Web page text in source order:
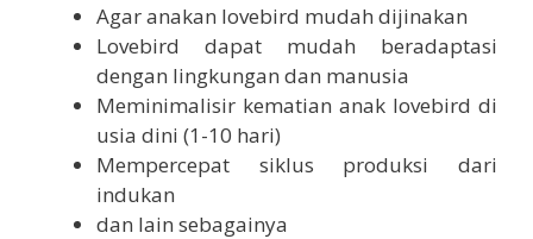
Agar anakan lovebird mudah dijinakan
Lovebird dapat mudah beradaptasi
dengan lingkungan dan manusia
Meminimalisir kematian anak lovebird di
usia dini (1-10 hari)
Mempercepat siklus produksi dari
indukan
dan lain sebagainya